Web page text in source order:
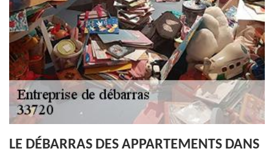
LE DÉBARRAS DES APPARTEMENTS DANS